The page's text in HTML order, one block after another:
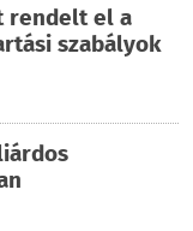
rendelt el a
szabályok